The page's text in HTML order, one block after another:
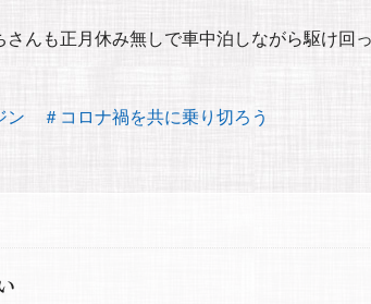
んも正月休み無しで車中泊しながら駆け回っ
ン ＃コロナ禍を共に乗り切ろう